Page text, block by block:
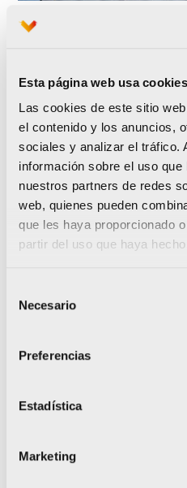
Esta página web usa cookies
Las cookies de este sitio
el contenido y los anuncios,
sociales y analizar el tráfico.
información sobre el uso
nuestros partners de redes
web, quienes pueden
que les haya proporcionado
partir del uso que haya
Necesario
Preferencias
Estadística
Marketing
Una mesa de expertos
Congreso
La Carrera 10KFem
en
La 15K
Gana
sostenible e